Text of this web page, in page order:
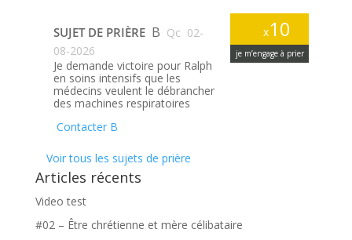
x10
je m’engage à prier
SUJET DE PRIÈRE B Qc 02-
08-2026
Je demande victoire pour Ralph
en soins intensifs que les
médecins veulent le débrancher
des machines respiratoires
Contacter B
Voir tous les sujets de prière
Articles récents
Video test
#02 – Être chrétienne et mère célibataire